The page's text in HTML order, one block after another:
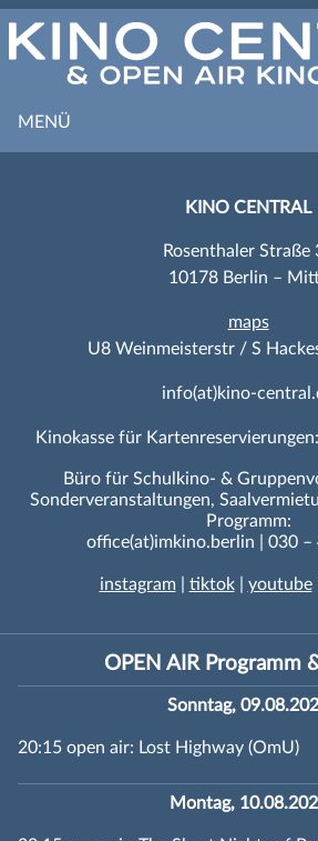
MENÜ
KINO CENTRAL
Rosenthaler Straße
10178 Berlin –
maps
U8 Weinmeisterstr / S
info(at)kino-
Kinokasse für Kartenreservierungen:
Büro für Schulkino- &
Sonderveranstaltungen,
Programm:
office(at)imkino.berlin | 030 –
instagram| tiktok| youtube|
OPEN AIR Programm
Sonntag,
20:15 open air: Lost Highway (OmU)
Montag,